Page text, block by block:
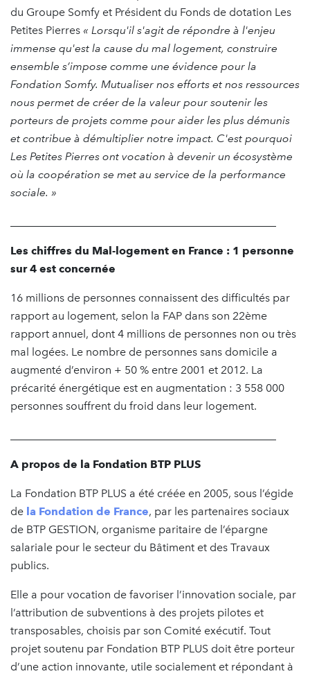
du Groupe Somfy et Président du Fonds de dotation Les
Petites Pierres « Lorsqu'il s'agit de répondre à l'enjeu
immense qu'est la cause du mal logement, construire
ensemble s’impose comme une évidence pour la
Fondation Somfy. Mutualiser nos efforts et nos ressources
nous permet de créer de la valeur pour soutenir les
porteurs de projets comme pour aider les plus démunis
et contribue à démultiplier notre impact. C'est pourquoi
Les Petites Pierres ont vocation à devenir un écosystème
où la coopération se met au service de la performance
sociale. »
Les chiffres du Mal-logement en France : 1 personne
sur 4 est concernée
16 millions de personnes connaissent des difficultés par
rapport au logement, selon la FAP dans son 22ème
rapport annuel, dont 4 millions de personnes non ou très
mal logées. Le nombre de personnes sans domicile a
augmenté d’environ + 50 % entre 2001 et 2012. La
précarité énergétique est en augmentation : 3 558 000
personnes souffrent du froid dans leur logement.
A propos de la Fondation BTP PLUS
La Fondation BTP PLUS a été créée en 2005, sous l’égide
de la Fondation de France, par les partenaires sociaux
de BTP GESTION, organisme paritaire de l’épargne
salariale pour le secteur du Bâtiment et des Travaux
publics.
Elle a pour vocation de favoriser l’innovation sociale, par
l’attribution de subventions à des projets pilotes et
transposables, choisis par son Comité exécutif. Tout
projet soutenu par Fondation BTP PLUS doit être porteur
d’une action innovante, utile socialement et répondant à